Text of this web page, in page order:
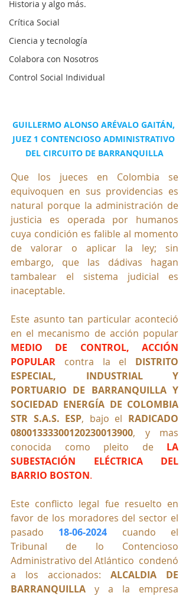
Historia y algo más.
Crítica Social
Ciencia y tecnología
Colabora con Nosotros
Control Social Individual
GUILLERMO ALONSO ARÉVALO GAITÁN,
JUEZ 1 CONTENCIOSO ADMINISTRATIVO
DEL CIRCUITO DE BARRANQUILLA
Que los jueces en Colombia se
equivoquen en sus providencias es
natural porque la administración de
justicia es operada por humanos
cuya condición es falible al momento
de valorar o aplicar la ley; sin
embargo, que las dádivas hagan
tambalear el sistema judicial es
inaceptable.
Este asunto tan particular aconteció
MEDIO DE CONTROL, ACCIÓN
POPULAR contra la el DISTRITO
ESPECIAL, INDUSTRIAL Y
PORTUARIO DE BARRANQUILLA Y
SOCIEDAD ENERGÍA DE COLOMBIA
STR S.A.S. ESP, bajo el RADICADO
08001333300120230013900, y mas
conocida como pleito de LA
SUBESTACIÓN ELÉCTRICA DEL
BARRIO BOSTON.
Este conflicto legal fue resuelto en
favor de los moradores del sector el
pasado 18-06-2024 cuando el
Tribunal de lo Contencioso
Administrativo del Atlántico  condenó
a los accionados: ALCALDIA DE
BARRANQUILLA